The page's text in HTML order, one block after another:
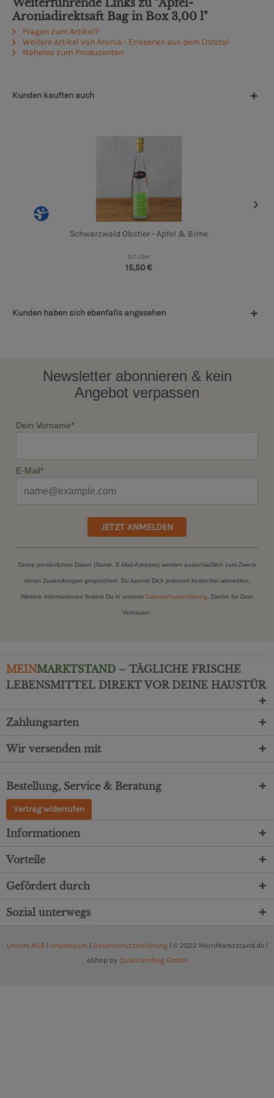
Weiterführende Links zu "Apfel-
Aroniadirektsaft Bag in Box 3,00 l"
Fragen zum Artikel?
Weitere Artikel von Aronia - Erlesenes aus dem Ostetal
Näheres zum Produzenten
Kunden kauften auch
Schwarzwald Obstler - Apfel & Birne
0.7 Liter
15,50 €
Kunden haben sich ebenfalls angesehen
Newsletter abonnieren & kein
Angebot verpassen
Dein Vorname*
E-Mail*
JETZT ANMELDEN
Deine persönlichen Daten (Name, E-Mail-Adresse) werden ausschließlich zum Zweck
dieser Zusendungen gespeichert. Du kannst Dich jederzeit kostenfrei abmelden.
Weitere Informationen findest Du in unserer Datenschutzerklärung . Danke für Dein
Vertrauen.
MEINMARKTSTAND – TÄGLICHE FRISCHE
LEBENSMITTEL DIREKT VOR DEINE HAUSTÜR
Zahlungsarten
Wir versenden mit
Bestellung, Service & Beratung
Vertrag widerrufen
Informationen
Vorteile
Gefördert durch
Sozial unterwegs
Unsere AGB| Impressum Datenschutzerklärung| © 2022 MeinMarktstand.de |
eShop by Quantumfrog GmbH